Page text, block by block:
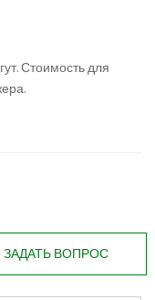
Стоимость для
ЗАДАТЬ ВОПРОС